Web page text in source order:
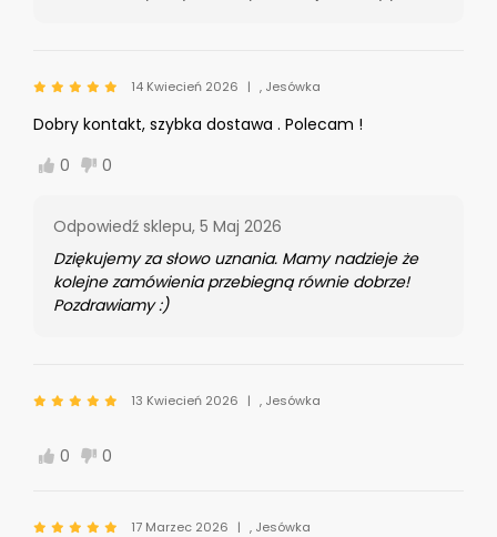
14 Kwiecień 2026 , Jesówka
Dobry kontakt, szybka dostawa . Polecam !
0
0
Odpowiedź sklepu, 5 Maj 2026
Dziękujemy za słowo uznania. Mamy nadzieje że
kolejne zamówienia przebiegną równie dobrze!
Pozdrawiamy :)
13 Kwiecień 2026 , Jesówka
0 0
17 Marzec 2026 , Jesówka